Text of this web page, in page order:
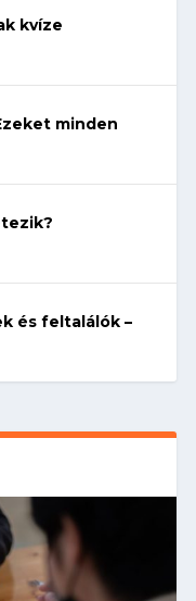
kvíze
minden
és feltalálók –